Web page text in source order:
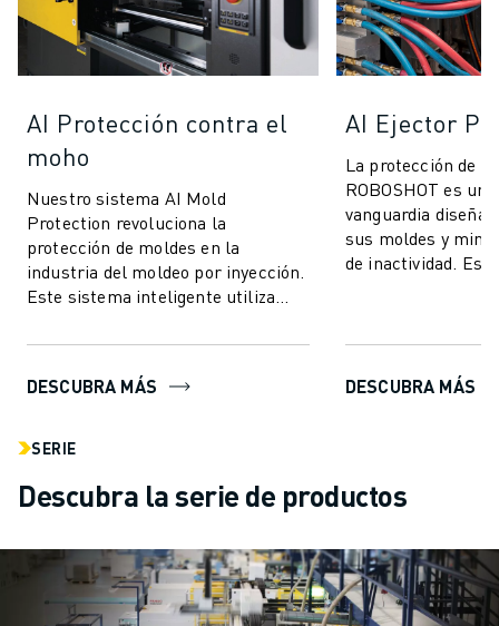
AI Protección contra el
moho
Nuestro sistema AI Mold
Protection revoluciona la
protección de moldes en la
industria del moldeo por inyección.
Este sistema inteligente utiliza
par para ofrecer ...
DESCUBRA MÁS
AI Ejector
La protección de
ROBOSHOT es un
vanguardia
sus moldes y
de inactividad.
DESCUBRA MÁS
SERIE
Descubra la serie de productos